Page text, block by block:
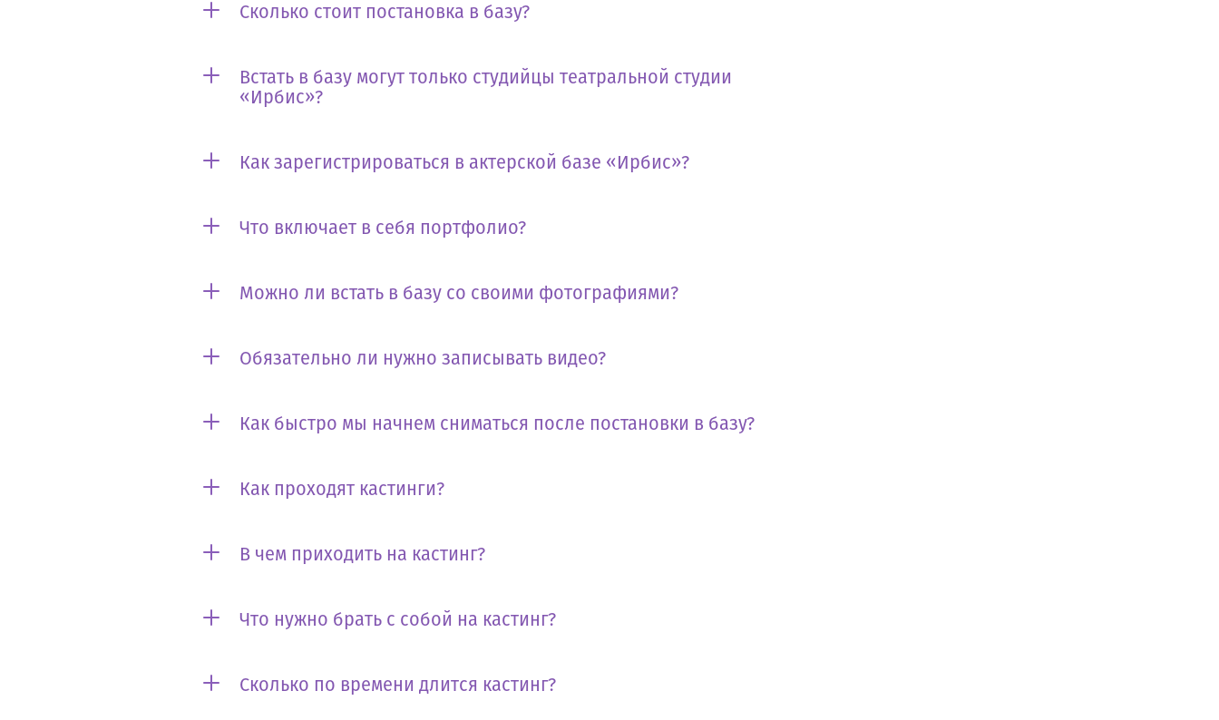
Сколько стоит постановка в базу?
Встать в базу могут только студийцы театральной студии
«Ирбис»?
Как зарегистрироваться в актерской базе «Ирбис»?
Что включает в себя портфолио?
Можно ли встать в базу со своими фотографиями?
Обязательно ли нужно записывать видео?
Как быстро мы начнем сниматься после постановки в базу?
Как проходят кастинги?
В чем приходить на кастинг?
Что нужно брать с собой на кастинг?
Сколько по времени длится кастинг?